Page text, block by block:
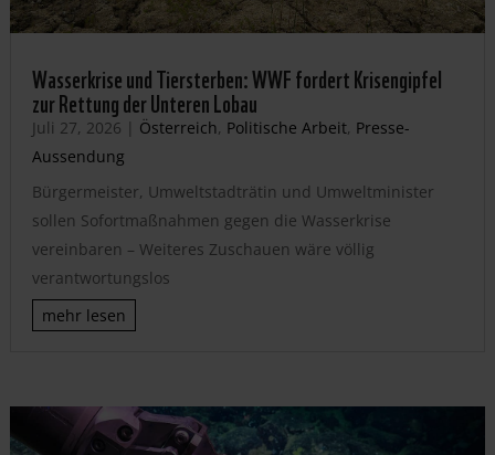
Wasserkrise und Tiersterben: WWF fordert Krisengipfel
zur Rettung der Unteren Lobau
Juli 27, 2026 | Österreich, Politische Arbeit, Presse-
Aussendung
Bürgermeister, Umweltstadträtin und Umweltminister
sollen Sofortmaßnahmen gegen die Wasserkrise
vereinbaren – Weiteres Zuschauen wäre völlig
verantwortungslos
mehr lesen